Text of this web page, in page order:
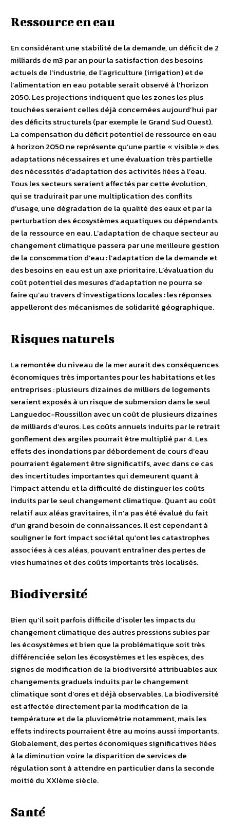
Ressource en eau
En considérant une stabilité de la demande, un déficit de 2
milliards de m3 par an pour la satisfaction des besoins
actuels de l’industrie, de l’agriculture (irrigation) et de
l’alimentation en eau potable serait observé à l’horizon
2050. Les projections indiquent que les zones les plus
touchées seraient celles déjà concernées aujourd’hui par
des déficits structurels (par exemple le Grand Sud Ouest).
La compensation du déficit potentiel de ressource en eau
à horizon 2050 ne représente qu’une partie « visible » des
adaptations nécessaires et une évaluation très partielle
des nécessités d’adaptation des activités liées à l’eau.
Tous les secteurs seraient affectés par cette évolution,
qui se traduirait par une multiplication des conflits
d’usage, une dégradation de la qualité des eaux et par la
perturbation des écosystèmes aquatiques ou dépendants
de la ressource en eau. L’adaptation de chaque secteur au
changement climatique passera par une meilleure gestion
de la consommation d’eau : l’adaptation de la demande et
des besoins en eau est un axe prioritaire. L’évaluation du
coût potentiel des mesures d’adaptation ne pourra se
faire qu’au travers d’investigations locales : les réponses
appelleront des mécanismes de solidarité géographique.
Risques naturels
La remontée du niveau de la mer aurait des conséquences
économiques très importantes pour les habitations et les
entreprises : plusieurs dizaines de milliers de logements
seraient exposés à un risque de submersion dans le seul
Languedoc-Roussillon avec un coût de plusieurs dizaines
de milliards d’euros. Les coûts annuels induits par le retrait
gonflement des argiles pourrait être multiplié par 4. Les
effets des inondations par débordement de cours d’eau
pourraient également être significatifs, avec dans ce cas
des incertitudes importantes qui demeurent quant à
l’impact attendu et la difficulté de distinguer les coûts
induits par le seul changement climatique. Quant au coût
relatif aux aléas gravitaires, il n’a pas été évalué du fait
d’un grand besoin de connaissances. Il est cependant à
souligner le fort impact sociétal qu’ont les catastrophes
associées à ces aléas, pouvant entraîner des pertes de
vies humaines et des coûts importants très localisés.
Biodiversité
Bien qu’il soit parfois difficile d’isoler les impacts du
changement climatique des autres pressions subies par
les écosystèmes et bien que la problématique soit très
différenciée selon les écosystèmes et les espèces, des
signes de modification de la biodiversité attribuables aux
changements graduels induits par le changement
climatique sont d’ores et déjà observables. La biodiversité
est affectée directement par la modification de la
température et de la pluviométrie notamment, mais les
effets indirects pourraient être au moins aussi importants.
Globalement, des pertes économiques significatives liées
à la diminution voire la disparition de services de
régulation sont à attendre en particulier dans la seconde
moitié du XXIème siècle.
Santé